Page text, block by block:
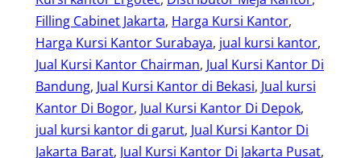
Filling Cabinet Jakarta, Harga Kursi Kantor
Harga Kursi Kantor Surabaya, jual kursi kantor
Jual Kursi Kantor Chairman, Jual Kursi Kantor Di
Bandung, Jual Kursi Kantor di Bekasi, Jual kursi
Kantor Di Bogor, Jual Kursi Kantor Di Depok
jual kursi kantor di garut, Jual Kursi Kantor Di
Jakarta Barat, Jual Kursi Kantor Di Jakarta Pusat